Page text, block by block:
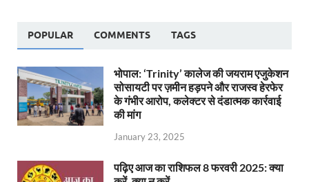
POPULAR COMMENTS TAGS
भोपाल: ‘Trinity’ कालेज की जयराम एजुकेशन
सोसायटी पर ज़मीन हड़पने और राजस्व हेरफेर
के गंभीर आरोप, कलेक्टर से दंडात्मक कार्रवाई
की मांग
January 23, 2025
पढ़िए आज का राशिफल 8 फरवरी 2025: क्या